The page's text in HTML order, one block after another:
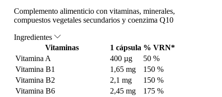
Complemento alimenticio con vitaminas, minerales,
compuestos vegetales secundarios y coenzima Q10
Ingredientes
Vitaminas
1 cápsula % VRN*
Vitamina A
400 µg
50 %
Vitamina B1
1,65 mg
150 %
Vitamina B2
2,1 mg
150 %
Vitamina B6
2,45 mg
175 %